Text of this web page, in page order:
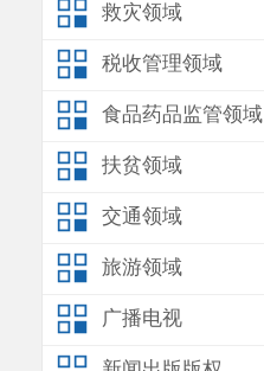
救灾领域
税收管理领域
食品药品监管领域
扶贫领域
交通领域
旅游领域
广播电视